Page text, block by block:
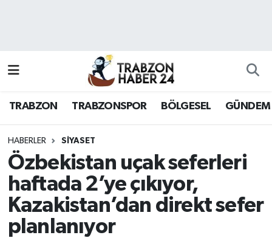
TRABZON TRABZONSPOR BÖLGESEL GÜNDEM
HABERLER SİYASET
Özbekistan uçak seferleri
haftada 2’ye çıkıyor,
Kazakistan’dan direkt sefer
planlanıyor
Hava Durumu
Namaz Vakitleri
Trafik Durumu
Süper Lig Puan Durumu ve Fikstür
Tüm Manşetler
Son Dakika Haberleri